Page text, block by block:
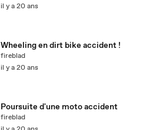
il y a 20 ans
Wheeling en dirt bike accident !
fireblad
il y a 20 ans
Poursuite d'une moto accident
fireblad